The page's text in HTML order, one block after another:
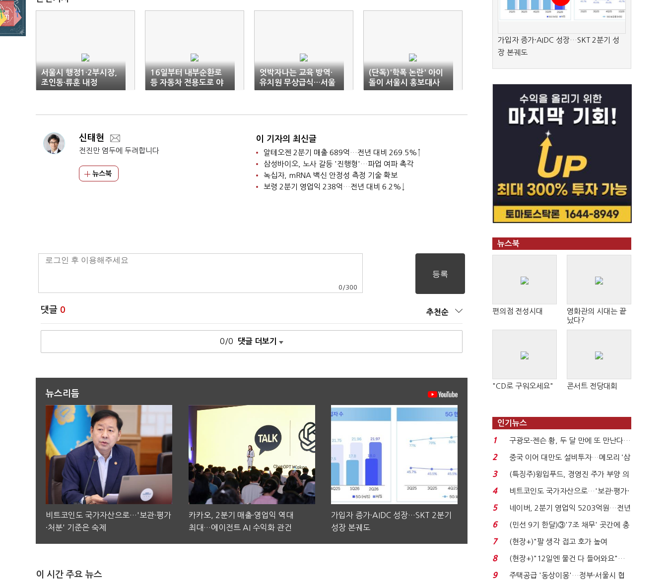
서울시 행정1·2부시장,
조인동·류훈 내정
16일부터 내부순환로
등 자동차 전용도로 야
간 대청소
엇박자나는 교육 방역·
유치원 무상급식…서울
교육은 '시계 제로'
(단독)'학폭 논란' 아이
돌이 서울시 홍보대사
신태현
전진만 염두에 두려합니다
뉴스북
이 기자의 최신글
알테오젠 2분기 매출 689억…전년 대비 269.5%↑
삼성바이오, 노사 갈등 '진행형'…파업 여파 촉각
녹십자, mRNA 백신 안정성 측정 기술 확보
보령 2분기 영업익 238억…전년 대비 6.2%↓
0 /300
댓글 0 추천순
0/0 댓글 더보기
뉴스리듬
비트코인도 국가자산으로…'보관·평가
·처분' 기준은 숙제
카카오, 2분기 매출·영업익 역대
최대…에이전트 AI 수익화 관건
가입자 증가·AIDC 성장…SKT 2분기
성장 본궤도
이 시간 주요 뉴스
가입자 증가·AIDC 성장…SKT 2분기 성
장 본궤도
뉴스북
편의점 전성시대
영화관의 시대는 끝
났다?
"CD로 구워오세요" 콘서트 전당대회
인기뉴스
1
구광모-젠슨 황, 두 달 만에 또 만난다…
로봇·AI 등 논...
2
중국 이어 대만도 설비투자…메모리 ‘삼
국전쟁’
3
(특징주)윙입푸드, 경영진 주가 부양 의
지에 상한가...
4
비트코인도 국가자산으로…'보관·평가·
처분' 기준은 ...
5
네이버, 2분기 영업익 5203억원…전년
비 0.2% 감소...
6
(민선 9기 한달)③'7조 채무' 곳간에 충
격…추미애, 20년...
7
(현장+)"팔 생각 접고 호가 높여
요"…'덜 똘똘한 한 채' 20...
8
(현장+)"12일엔 물건 다 들어와요"…
빈 매대 채우며 문 연 ...
9
주택공급 '동상이몽'…정부·서울시 협